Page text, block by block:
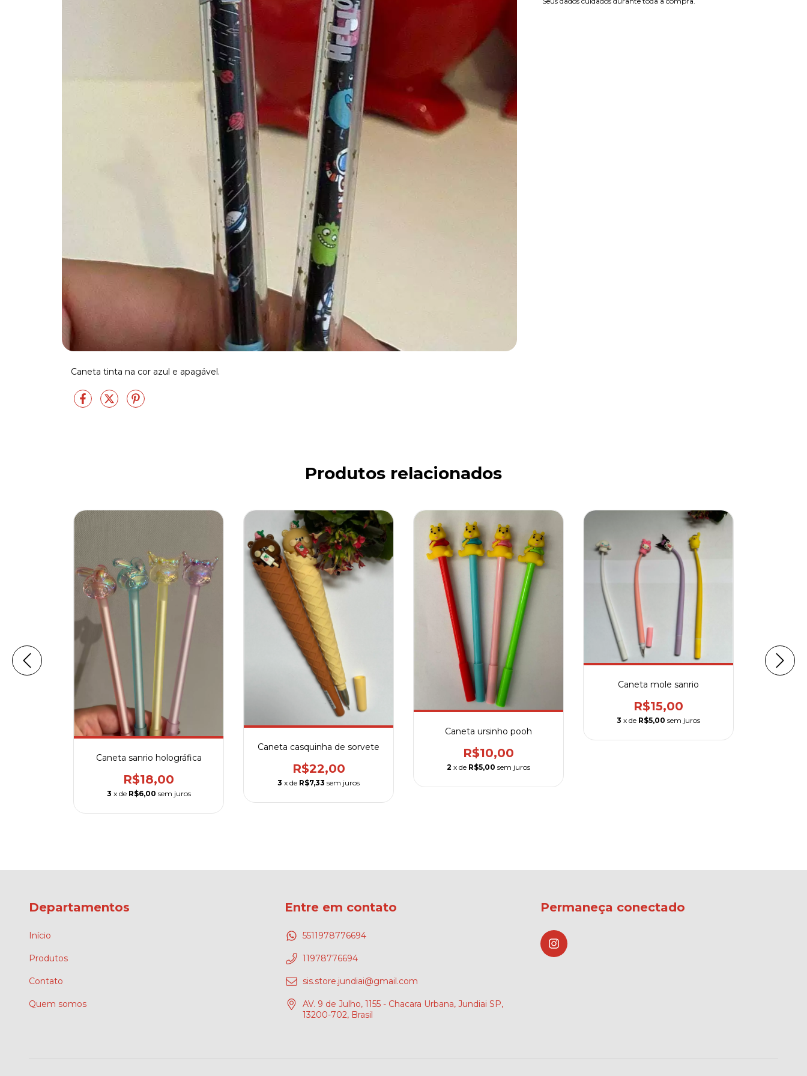
Caneta tinta na cor azul e apagável.
Produtos relacionados
Caneta sanrio holográfica
R$18,00
3 x de R$6,00 sem juros
Caneta casquinha de sorvete
R$22,00
3 x de R$7,33 sem juros
Caneta ursinho pooh
R$10,00
2 x de R$5,00 sem juros
Caneta mole sanrio
R$15,00
3 x de R$5,00 sem juros
Departamentos
Início
Produtos
Contato
Quem somos
Entre em contato
5511978776694
11978776694
sis.store.jundiai@gmail.com
AV. 9 de Julho, 1155 - Chacara Urbana, Jundiai SP,
13200-702, Brasil
Permaneça conectado